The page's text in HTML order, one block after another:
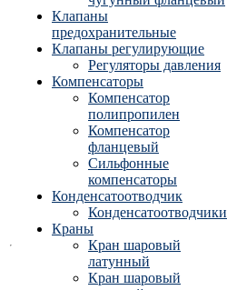
Клапаны
предохранительные
Клапаны регулирующие
Регуляторы давления
Компенсаторы
Компенсатор
полипропилен
Компенсатор
фланцевый
Сильфонные
компенсаторы
Конденсатоотводчик
Конденсатоотводчики
Краны
Кран шаровый
латунный
Кран шаровый